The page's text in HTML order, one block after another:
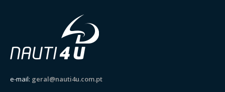
e-mail: geral@nauti4u.com.pt